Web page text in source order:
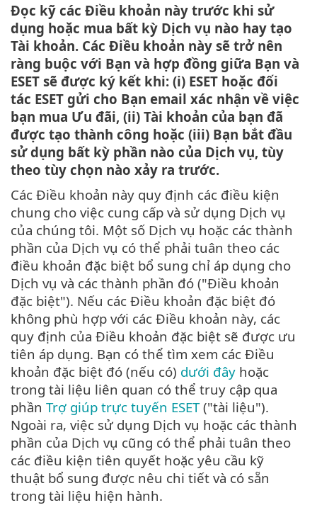
Đọc kỹ các Điều khoản này trước khi sử
dụng hoặc mua bất kỳ Dịch vụ nào hay tạo
Tài khoản. Các Điều khoản này sẽ trở nên
ràng buộc với Bạn và hợp đồng giữa Bạn và
ESET sẽ được ký kết khi: (i) ESET hoặc đối
tác ESET gửi cho Bạn email xác nhận về việc
bạn mua Ưu đãi, (ii) Tài khoản của bạn đã
được tạo thành công hoặc (iii) Bạn bắt đầu
sử dụng bất kỳ phần nào của Dịch vụ, tùy
theo tùy chọn nào xảy ra trước.
Các Điều khoản này quy định các điều kiện
chung cho việc cung cấp và sử dụng Dịch vụ
của chúng tôi. Một số Dịch vụ hoặc các thành
phần của Dịch vụ có thể phải tuân theo các
điều khoản đặc biệt bổ sung chỉ áp dụng cho
Dịch vụ và các thành phần đó ("Điều khoản
đặc biệt"). Nếu các Điều khoản đặc biệt đó
không phù hợp với các Điều khoản này, các
quy định của Điều khoản đặc biệt sẽ được ưu
tiên áp dụng. Bạn có thể tìm xem các Điều
khoản đặc biệt đó (nếu có) dưới đây hoặc
trong tài liệu liên quan có thể truy cập qua
phần Trợ giúp trực tuyến ESET("tài liệu").
Ngoài ra, việc sử dụng Dịch vụ hoặc các thành
phần của Dịch vụ cũng có thể phải tuân theo
các điều kiện tiên quyết hoặc yêu cầu kỹ
thuật bổ sung được nêu chi tiết và có sẵn
trong tài liệu hiện hành.